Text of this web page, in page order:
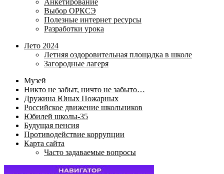
Анкетирование
Выбор ОРКСЭ
Полезные интернет ресурсы
Разработки урока
Лето 2024
Летняя оздоровительная площадка в школе
Загородные лагеря
Музей
Никто не забыт, ничто не забыто…
Дружина Юных Пожарных
Российское движение школьников
Юбилей школы-35
Будущая пенсия
Противодействие коррупции
Карта сайта
Часто задаваемые вопросы